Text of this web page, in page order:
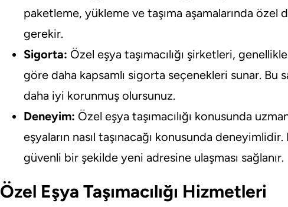
paketleme, yükleme ve taşıma aşamalarında
gerekir.
Sigorta: Özel eşya taşımacılığı şirketleri,
göre daha kapsamlı sigorta seçenekleri sunar. Bu
daha iyi korunmuş olursunuz.
Deneyim: Özel eşya taşımacılığı konusunda
eşyaların nasıl taşınacağı konusunda deneyimlidir.
güvenli bir şekilde yeni adresine ulaşması sağlanır.
Özel Eşya Taşımacılığı Hizmetleri